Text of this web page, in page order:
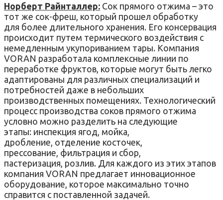
Норберт Райнталлер: Сок прямого отжима – это
тот же сок-фреш, который прошел обработку
для более длительного хранения. Его консервация
происходит путем термического воздействия с
немедленным укупориванием тары. Компания
VORAN разработала комплексные линии по
переработке фруктов, которые могут быть легко
адаптированы для различных специализаций и
потребностей даже в небольших
производственных помещениях. Технологический
процесс производства соков прямого отжима
условно можно разделить на следующие
этапы: инспекция ягод, мойка,
дробление, отделение косточек,
прессование, фильтрация и сбор,
пастеризация, розлив. Для каждого из этих этапов
компания VORAN предлагает инновационное
оборудование, которое максимально точно
справится с поставленной задачей.